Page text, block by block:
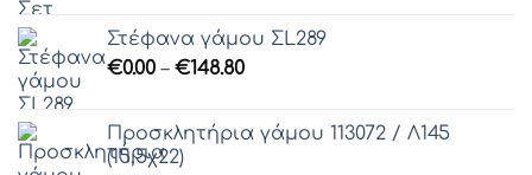
Στέφανα γάμου ΣL289
€0.00 – €148.80Price
through
Προσκλητήρια γάμου 113072 / Λ145
(15,5χ22)